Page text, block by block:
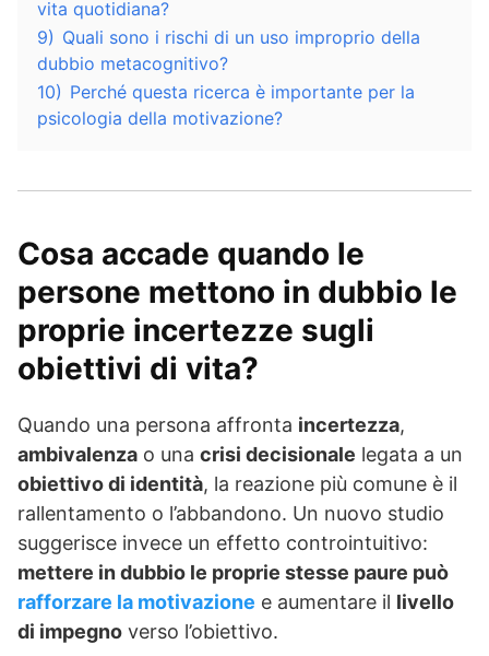
vita quotidiana?
9) Quali sono i rischi di un uso improprio della
dubbio metacognitivo?
10) Perché questa ricerca è importante per la
psicologia della motivazione?
Cosa accade quando le
persone mettono in dubbio le
proprie incertezze sugli
obiettivi di vita?
Quando una persona affronta incertezza,
ambivalenza o una crisi decisionale legata a un
obiettivo di identità, la reazione più comune è il
rallentamento o l’abbandono. Un nuovo studio
suggerisce invece un effetto controintuitivo:
mettere in dubbio le proprie stesse paure può
rafforzare la motivazione e aumentare il livello
di impegno verso l’obiettivo.